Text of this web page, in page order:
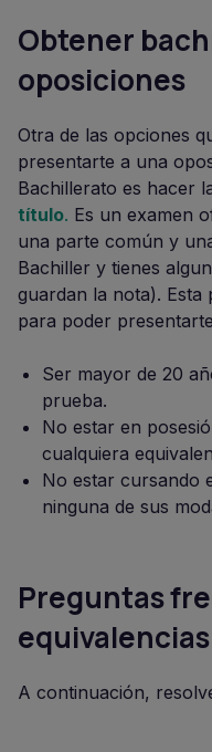
Obtener
oposiciones
Otra de las opciones
presentarte a una
Bachillerato es hacer
título. Es un examen
una parte común y
Bachiller y tienes
guardan la nota). Esta
para poder
Ser mayor de 20
prueba.
No estar en
cualquiera
No estar cursando
ninguna de sus
Preguntas
A continuación,